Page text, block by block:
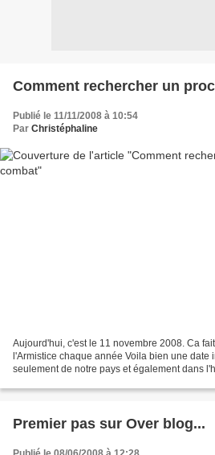
Comment rechercher un
Publié le 11/11/2008 à 10:54
Par Christéphaline
Aujourd'hui, c'est le 11 novembre 2008. Ca
l'Armistice chaque année Voila bien une date
seulement de notre pays et également dans
Premier pas sur Over blog...